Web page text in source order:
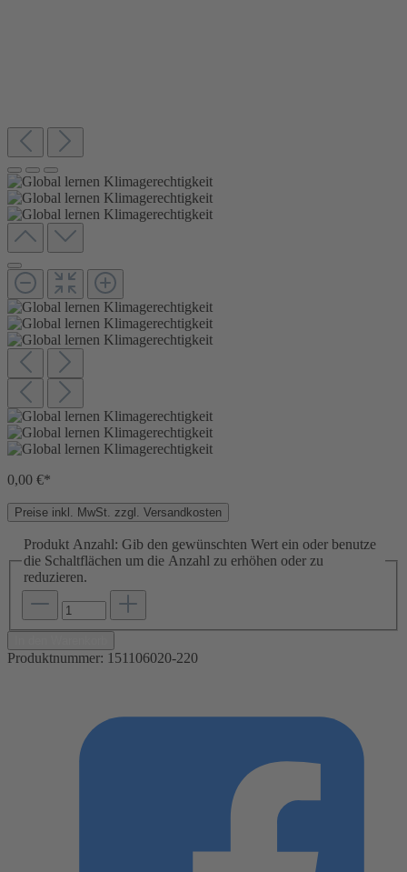
0,00 €*
Preise inkl. MwSt. zzgl. Versandkosten
Produkt Anzahl: Gib den gewünschten Wert ein oder benutze
die Schaltflächen um die Anzahl zu erhöhen oder zu
reduzieren.
Produktnummer: 151106020-220